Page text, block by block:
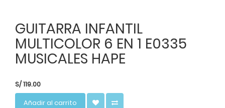
GUITARRA INFANTIL
MULTICOLOR 6 EN 1 E0335
MUSICALES HAPE
S/119.00
Añadir al carrito